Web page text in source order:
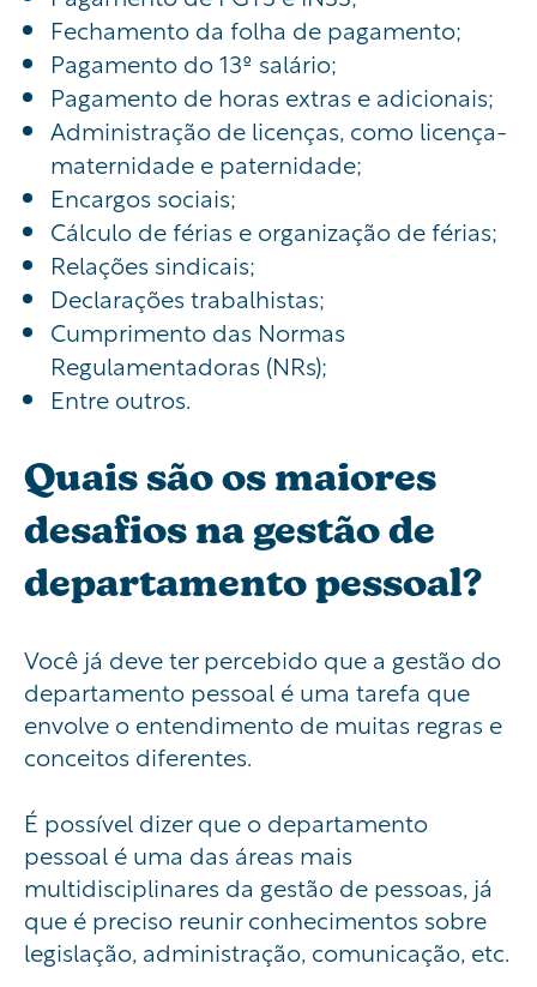
Fechamento da folha de pagamento;
Pagamento do 13º salário;
Pagamento de horas extras e adicionais;
Administração de licenças, como licença-
maternidade e paternidade;
Encargos sociais;
Cálculo de férias e organização de férias;
Relações sindicais;
Declarações trabalhistas;
Cumprimento das Normas
Regulamentadoras (NRs);
Entre outros.
Quais são os maiores
desafios na gestão de
departamento pessoal?
Você já deve ter percebido que a gestão do
departamento pessoal é uma tarefa que
envolve o entendimento de muitas regras e
conceitos diferentes.
É possível dizer que o departamento
pessoal é uma das áreas mais
multidisciplinares da gestão de pessoas, já
que é preciso reunir conhecimentos sobre
legislação, administração, comunicação, etc.